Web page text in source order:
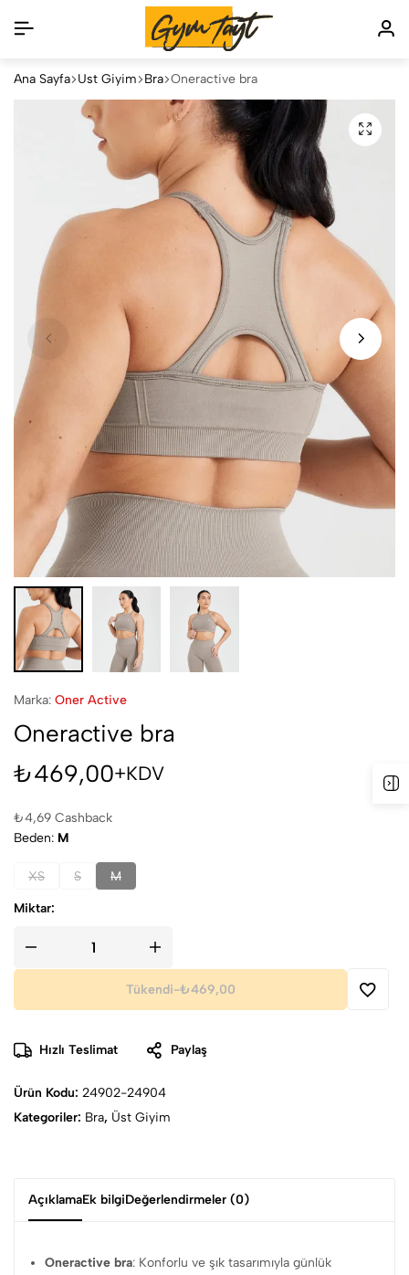
Ana Sayfa Üst Giyim Bra Oneractive bra
Marka: Oner Active
Oneractive bra
₺469,00+KDV
₺4,69 Cashback
Beden M
XS S M
Miktar:
Tükendi-₺469,00
Hızlı Teslimat Paylaş
Ürün Kodu: 24902-24904
Kategoriler: Bra, Üst Giyim
AçıklamaEk bilgiDeğerlendirmeler (0)
Oneractive bra: Konforlu ve şık tasarımıyla günlük